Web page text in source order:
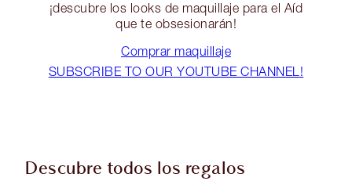
¡descubre los looks de maquillaje para el Aíd
que te obsesionarán!
Comprar maquillaje
SUBSCRIBE TO OUR YOUTUBE CHANNEL!
Descubre todos los regalos